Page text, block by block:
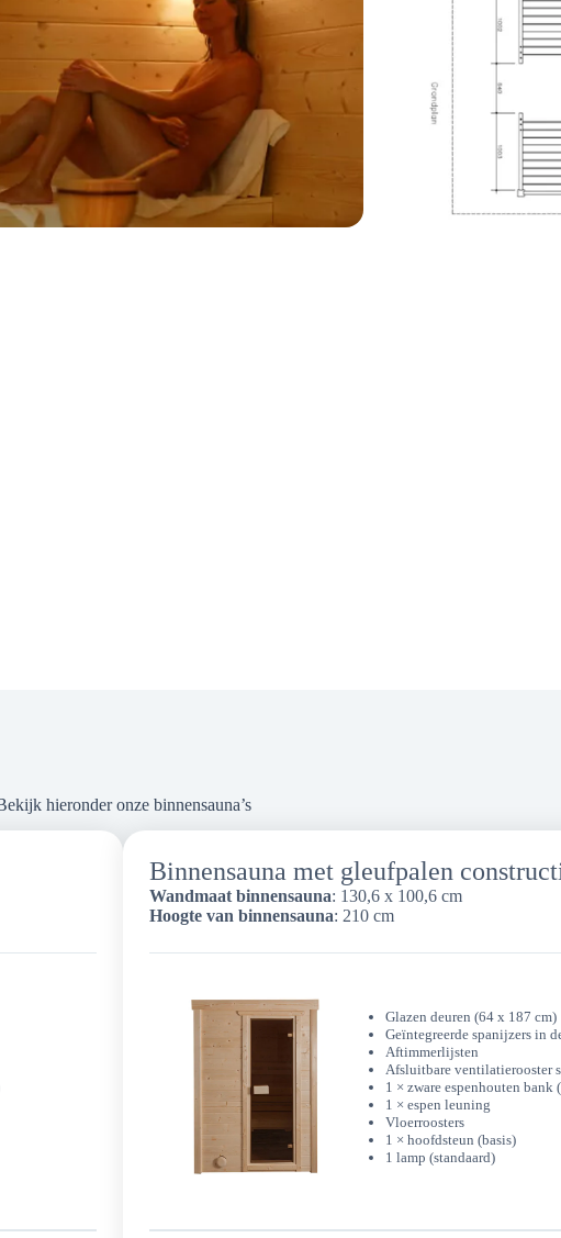
hieronder onze binnensauna’s
Binnensauna met gleufpalen
Wandmaat binnensauna: 130,6 x 100,6 cm
Hoogte van binnensauna: 210 cm
Glazen deuren (64 x 187 cm)
Geïntegreerde spanijzers in
Aftimmerlijsten
Afsluitbare ventilatierooster
1 × zware espenhouten bank
1 × espen leuning
Vloerroosters
1 × hoofdsteun (basis)
1 lamp (standaard)